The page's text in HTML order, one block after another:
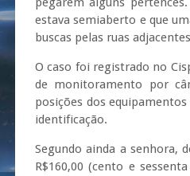
estava semiaberto e que
buscas pelas ruas
O caso foi registrado no
de monitoramento por
posições dos
identificação.
Segundo ainda a senhora,
R$160,00 (cento e